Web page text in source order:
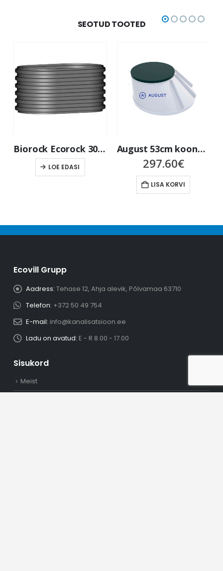
SEOTUD TOOTED
Biorock Ecorock 3000 kõrgendus, 500mm
LOE EDASI
August 53cm koonuse kujuline kõrgendus biopuhastitele AT-6 ja AT-8
297.60€
LISA KORVI
Ecovill Grupp
Aadress: Tehase 12, Ahja alevik, Põlvamaa 63710
Telefon: +372 50 49 754
E-mail: info@kanalisatsioon.ee
Ladu on avatud: E - R 8.00 - 17.00
Sisukord
Meist